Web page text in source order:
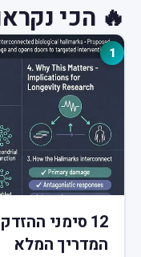
🔥 הכי
1
12 סימני
המדריך המלא